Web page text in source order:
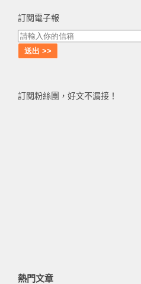
訂閱電子報
訂閱粉絲團，好文不漏接！
熱門文章